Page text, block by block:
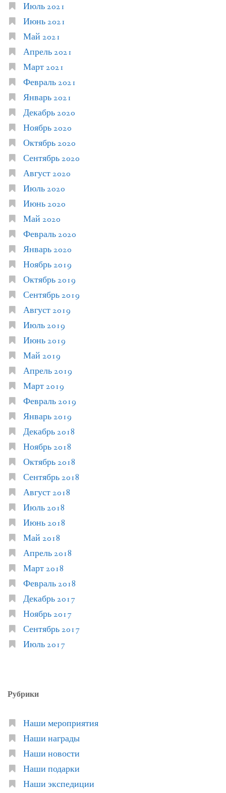
Июль 2021
Июнь 2021
Май 2021
Апрель 2021
Март 2021
Февраль 2021
Январь 2021
Декабрь 2020
Ноябрь 2020
Октябрь 2020
Сентябрь 2020
Август 2020
Июль 2020
Июнь 2020
Май 2020
Февраль 2020
Январь 2020
Ноябрь 2019
Октябрь 2019
Сентябрь 2019
Август 2019
Июль 2019
Июнь 2019
Май 2019
Апрель 2019
Март 2019
Февраль 2019
Январь 2019
Декабрь 2018
Ноябрь 2018
Октябрь 2018
Сентябрь 2018
Август 2018
Июль 2018
Июнь 2018
Май 2018
Апрель 2018
Март 2018
Февраль 2018
Декабрь 2017
Ноябрь 2017
Сентябрь 2017
Июль 2017
Рубрики
Наши мероприятия
Наши награды
Наши новости
Наши подарки
Наши экспедиции